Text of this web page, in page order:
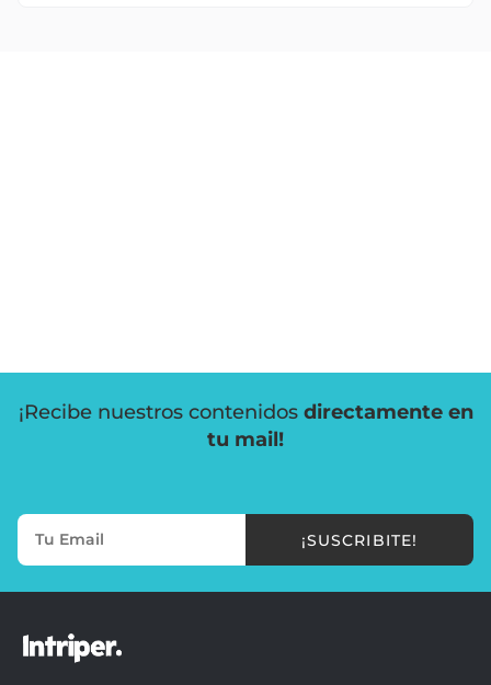
¡Recibe nuestros contenidos directamente en
tu mail!
¡SUSCRIBITE!